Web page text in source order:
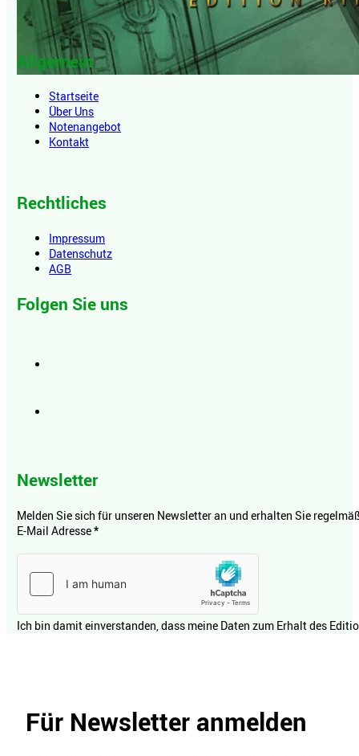
Allgemein
Startseite
Über Uns
Notenangebot
Kontakt
Rechtliches
Impressum
Datenschutz
AGB
Folgen Sie uns
Newsletter
Melden Sie sich für unseren Newsletter an und erhalten Sie
E-Mail Adresse*
Ich bin damit einverstanden, dass meine Daten zum Erhalt des
Für Newsletter anmelden